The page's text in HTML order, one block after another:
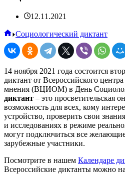
12.11.2021
Главная
Социологический диктант
14 ноября 2021 года состоится
диктант от Всероссийского
мнения (ВЦИОМ) в День
диктант – это просветительская
возможность для всех, кому
устройство, проверить свои
и исследованиях в режиме
могут подключиться все
зарубежные участники.
Посмотрите в нашем Календаре
Всероссийские диктанты можно